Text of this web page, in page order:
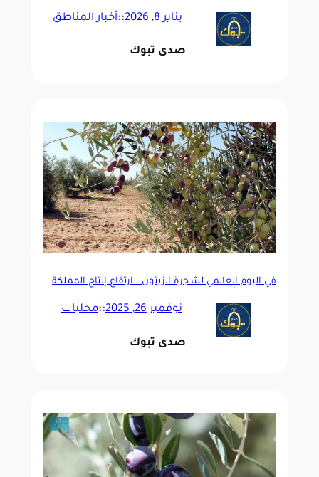
يناير 8, 2026 ::أخبار المناطق
صدى تبوك
في اليوم العالمي لشجرة الزيتون.. ارتفاع إنتاج المملكة
نوفمبر 26, 2025 ::محليات
صدى تبوك